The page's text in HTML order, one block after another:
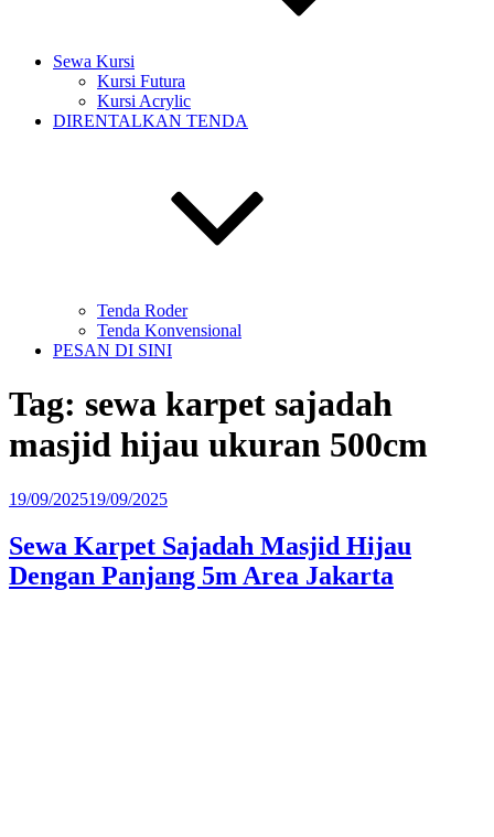
Sewa Kursi
Kursi Futura
Kursi Acrylic
DIRENTALKAN TENDA
Tenda Roder
Tenda Konvensional
PESAN DI SINI
Tag: sewa karpet sajadah
masjid hijau ukuran 500cm
Diposkan
19/09/202519/09/2025
Sewa Karpet Sajadah Masjid Hijau
Dengan Panjang 5m Area Jakarta